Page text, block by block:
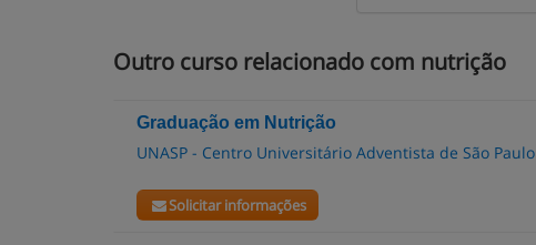
Outro curso relacionado com nutrição
Graduação em Nutrição
UNASP - Centro Universitário Adventista de São Paulo
Solicitar informações